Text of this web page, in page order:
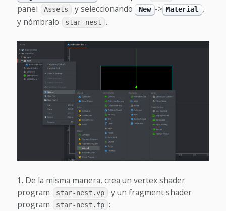
panel
Assets y seleccionando New -> Material ,
y nómbralo
star-nest .
De la misma manera, crea un vertex shader
program
star-nest.vp
y un fragment shader
program
star-nest.fp :